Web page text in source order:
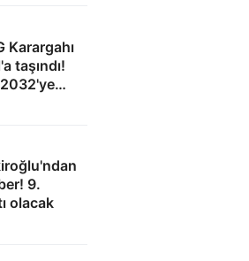
Karargahı
taşındı!
9.
olacak